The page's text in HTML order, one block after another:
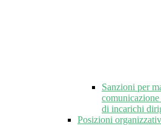
Sanzioni per
di incarichi
Posizioni